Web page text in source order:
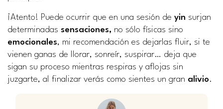
¡Atento! Puede ocurrir que en una sesión de yin surjan
determinadas sensaciones, no sólo físicas sino
emocionales, mi recomendación es dejarlas fluir, si te
vienen ganas de llorar, sonreír, suspirar… deja que
sigan su proceso mientras respiras y aflojas sin
juzgarte, al finalizar verás como sientes un gran alivio.